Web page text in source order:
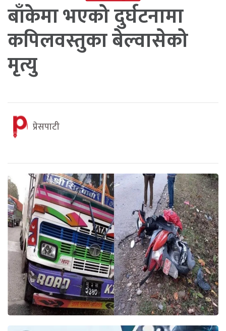
बाँकेमा भएको दुर्घटनामा
कपिलवस्तुका बेल्वासेको
मृत्यु
प्रेसपाटी